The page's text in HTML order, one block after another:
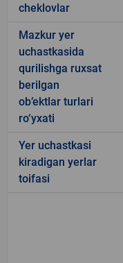
cheklovlar
Mazkur yer
uchastkasida
qurilishga ruxsat
berilgan
ob’ektlar turlari
ro‘yxati
Yer uchastkasi
kiradigan yerlar
toifasi